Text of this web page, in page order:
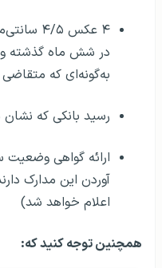
در شش ماه گذشته و
به‌گونه‌ای که
رسید بانکی که
ارائه گواهی وضعیت
اعلام خواهد شد)
همچنین توجه کنید که: